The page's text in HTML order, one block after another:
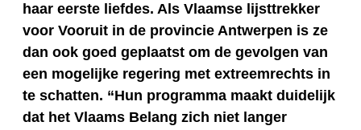
haar eerste liefdes. Als Vlaamse lijsttrekker
voor Vooruit in de provincie Antwerpen is ze
dan ook goed geplaatst om de gevolgen van
een mogelijke regering met extreemrechts in
te schatten. “Hun programma maakt duidelijk
dat het Vlaams Belang zich niet langer